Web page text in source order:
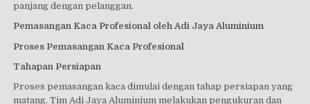
panjang dengan pelanggan.
Pemasangan Kaca Profesional oleh Adi Jaya Aluminium
Proses Pemasangan Kaca Profesional
Tahapan Persiapan
Proses pemasangan kaca dimulai dengan tahap persiapan yang
matang. Tim Adi Jaya Aluminium melakukan pengukuran dan